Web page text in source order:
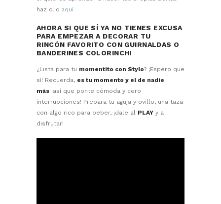
haz clic aquí
AHORA SI QUE SÍ YA NO TIENES EXCUSA
PARA EMPEZAR A DECORAR TU
RINCÓN FAVORITO CON GUIRNALDAS O
BANDERINES COLORINCHI
¿Lista para tu momentito con Stylo? ¡Espero que
sí! Recuerda, es tu momento y el de nadie
más ¡así que ponte cómoda y cero
interrupciones! Prepara tu aguja y ovillo, una taza
con algo rico para beber, ¡dale al PLAY y a
disfrutar!